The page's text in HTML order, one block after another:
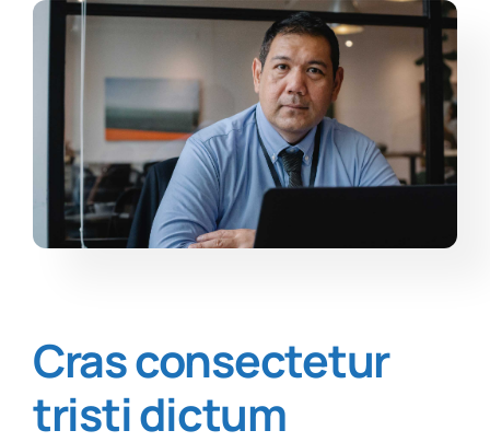
Cras consectetur
tristi dictum